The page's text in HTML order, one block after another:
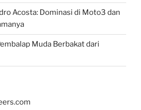
Acosta: Dominasi di Moto3 dan
Muda Berbakat dari